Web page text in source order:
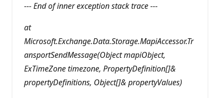
--- End of inner exception stack trace ---
at
Microsoft.Exchange.Data.Storage.MapiAccessor.Tr
ansportSendMessage(Object mapiObject,
ExTimeZone timezone, PropertyDefinition[]&
propertyDefinitions, Object[]& propertyValues)